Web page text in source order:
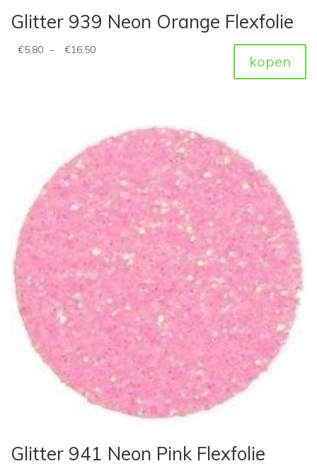
Glitter 939 Neon Orange Flexfolie
€5,80 – €16,50
kopen
Glitter 941 Neon Pink Flexfolie